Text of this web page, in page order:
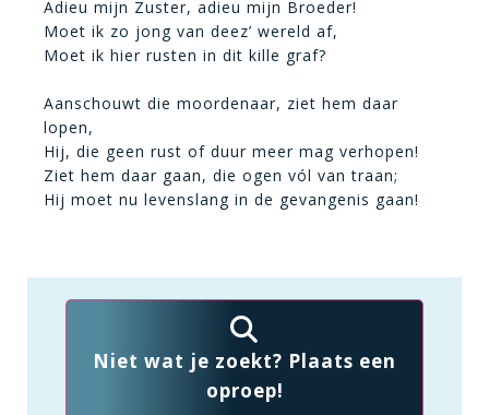
Adieu mijn Zuster, adieu mijn Broeder!
Moet ik zo jong van deez’ wereld af,
Moet ik hier rusten in dit kille graf?
Aanschouwt die moordenaar, ziet hem daar
lopen,
Hij, die geen rust of duur meer mag verhopen!
Ziet hem daar gaan, die ogen vól van traan;
Hij moet nu levenslang in de gevangenis gaan!
Niet wat je zoekt? Plaats een
oproep!